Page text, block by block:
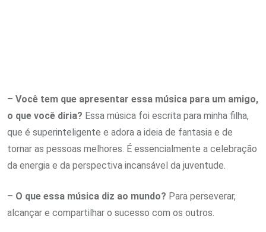
– Você tem que apresentar essa música para um amigo,
o que você diria? Essa música foi escrita para minha filha,
que é superinteligente e adora a ideia de fantasia e de
tornar as pessoas melhores. É essencialmente a celebração
da energia e da perspectiva incansável da juventude.
– O que essa música diz ao mundo? Para perseverar,
alcançar e compartilhar o sucesso com os outros.